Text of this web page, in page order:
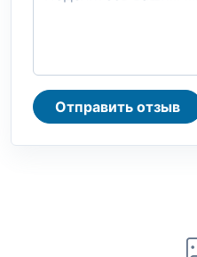
Отправить отзыв